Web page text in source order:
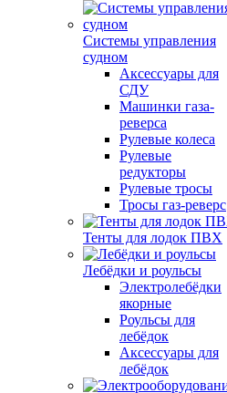
Системы управления
судном
Аксессуары для
СДУ
Машинки газа-
реверса
Рулевые колеса
Рулевые
редукторы
Рулевые тросы
Тросы газ-реверс
Тенты для лодок ПВХ
Лебёдки и роульсы
Электролебёдки
якорные
Роульсы для
лебёдок
Аксессуары для
лебёдок